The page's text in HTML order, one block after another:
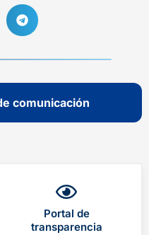
comunicación
Portal de
transparencia